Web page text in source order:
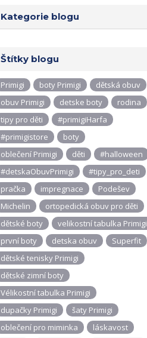
Kategorie blogu
Štítky blogu
Primigi boty Primigi
dětská obuv
obuv Primigi
detske boty
rodina
tipy pro děti
#primigiHarfa
#primigistore
boty
oblečení Primigi
děti
#halloween
#detskaObuvPrimigi
#tipy_pro_deti
pračka
impregnace
Podešev
Michelin
ortopedická obuv pro děti
dětské boty
velikostní tabulka Primigi
první boty
detska obuv
Superfit
dětské tenisky Primigi
dětské zimní boty
Vélikostní tabulka Primigi
dupačky Primigi
šaty Primigi
oblečení pro miminka
láskavost